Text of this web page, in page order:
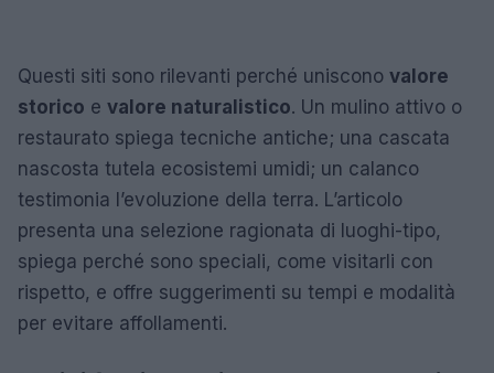
Questi siti sono rilevanti perché uniscono valore
storico e valore naturalistico. Un mulino attivo o
restaurato spiega tecniche antiche; una cascata
nascosta tutela ecosistemi umidi; un calanco
testimonia l’evoluzione della terra. L’articolo
presenta una selezione ragionata di luoghi-tipo,
spiega perché sono speciali, come visitarli con
rispetto, e offre suggerimenti su tempi e modalità
per evitare affollamenti.